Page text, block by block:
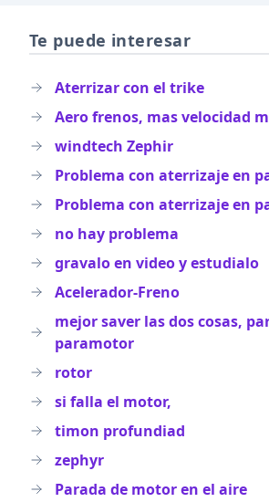
Te puede interesar
Aterrizar con el trike
Aero frenos, mas velocidad
windtech Zephir
Problema con aterrizaje en
Problema con aterrizaje en
no hay problema
gravalo en video y estudialo
Acelerador-Freno
mejor saver las dos cosas,
paramotor
rotor
si falla el motor,
timon profundiad
zephyr
Parada de motor en el aire